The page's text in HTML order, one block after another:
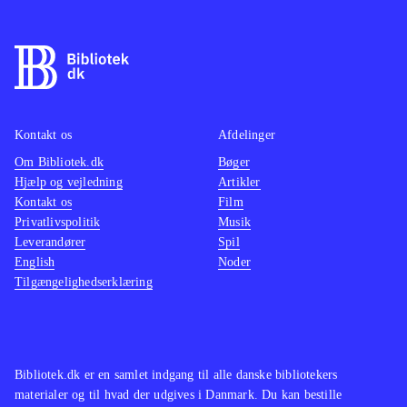
Lyd og grafik er i orden, men er ikke
så vigtige elementer i denne type
Der er efterhånden kommet en del
udgivelser i "Buzz"-serien hvor den
primære forskel er
spørgsmålstyperne, men ellers er der
også Scene it?-serien til xbox 360
Spillet er underholdende, især når
man er flere, men Bdg virker mest af
sværhedsgrad er varierende, men
Bibliotek.dk er en samlet indgang til alle danske bibliotekers
materialer og til hvad der udgives i Danmark. Du kan bestille
Kontakt os
Om Bibliotek.dk
Hjælp og vejledning
Kontakt os
Privatlivspolitik
Leverandører
English
Tilgængelighedserklæring
Afdelinger
Bøger
Artikler
Film
Musik
Spil
Noder